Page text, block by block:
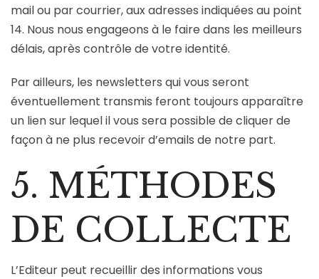
mail ou par courrier, aux adresses indiquées au point
14. Nous nous engageons à le faire dans les meilleurs
délais, après contrôle de votre identité.
Par ailleurs, les newsletters qui vous seront
éventuellement transmis feront toujours apparaître
un lien sur lequel il vous sera possible de cliquer de
façon à ne plus recevoir d’emails de notre part.
5. MÉTHODES
DE COLLECTE
L’Editeur peut recueillir des informations vous